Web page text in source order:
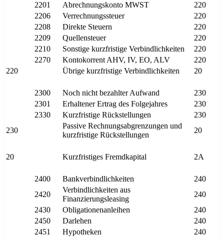
2201
Abrechnungskonto MWST
220
2206
Verrechnungssteuer
220
2208
Direkte Steuern
220
2209
Quellensteuer
220
2210
Sonstige kurzfristige Verbindlichkeiten
220
2270
Kontokorrent AHV, IV, EO, ALV
220
220
Übrige kurzfristige Verbindlichkeiten 20
2300 Noch nicht bezahlter Aufwand
230
2301
Erhaltener Ertrag des Folgejahres
230
2330
Kurzfristige Rückstellungen
230
230
Passive Rechnungsabgrenzungen und
kurzfristige Rückstellungen
20
20 Kurzfristiges Fremdkapital 2A
2400 Bankverbindlichkeiten
240
2420
Verbindlichkeiten aus
Finanzierungsleasing
240
2430
Obligationenanleihen
240
2450
Darlehen
240
2451
Hypotheken
240